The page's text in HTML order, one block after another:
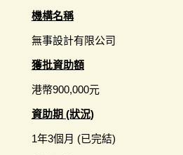
機構名稱
無事設計有限公司
獲批資助額
港幣900,000元
資助期 (狀況)
1年3個月 (已完結)